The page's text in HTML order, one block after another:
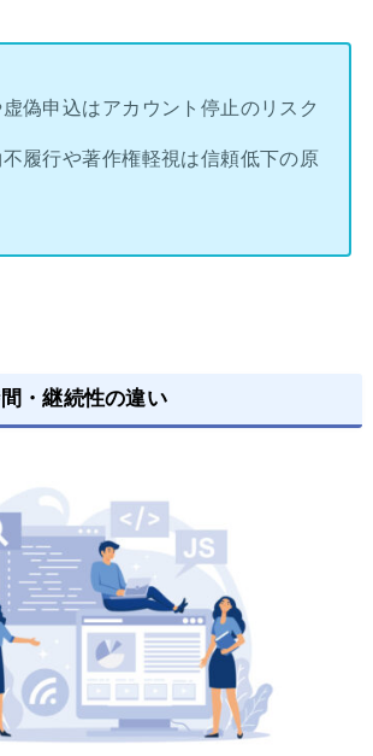
偽申込はアカウント停止のリスク
履行や著作権軽視は信頼低下の原
・継続性の違い